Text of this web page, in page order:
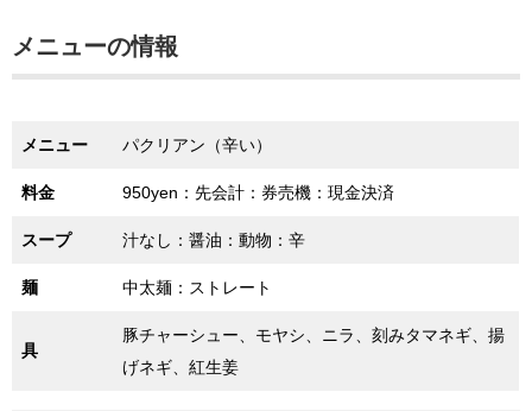
メニューの情報
メニュー パクリアン（辛い）
料金 950yen：先会計：券売機：現金決済
スープ 汁なし：醤油：動物：辛
麺 中太麺：ストレート
具
豚チャーシュー、モヤシ、ニラ、刻みタマネギ、揚
げネギ、紅生姜